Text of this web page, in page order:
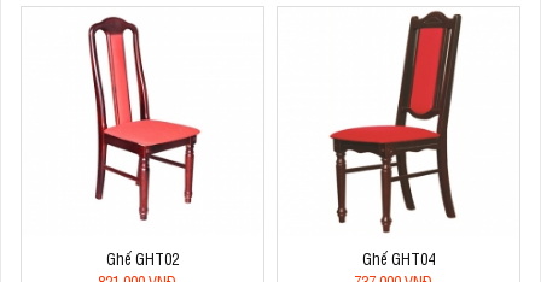
Ghế GHT02
Ghế GHT04